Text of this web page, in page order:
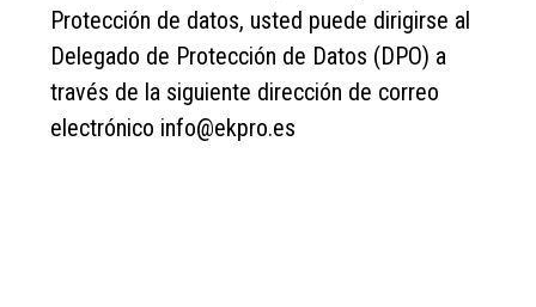
Protección de datos, usted puede dirigirse al
Delegado de Protección de Datos (DPO) a
través de la siguiente dirección de correo
electrónico info@ekpro.es